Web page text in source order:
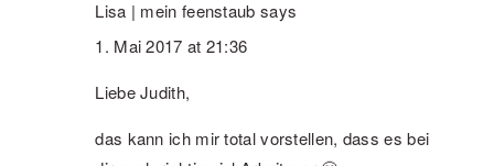
Lisa | mein feenstaub says
1. Mai 2017 at 21:36
Liebe Judith,
das kann ich mir total vorstellen, dass es bei